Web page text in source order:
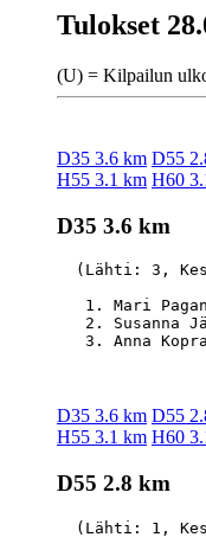
Tulokset
(U) = Kilpailun
D35 3.6 km D55
H55 3.1 km H60
D35 3.6 km
(Lähti: 3,
1. Mari
2. Susanna
D35 3.6 km D55
H55 3.1 km H60
D55 2.8 km
(Lähti: 1,